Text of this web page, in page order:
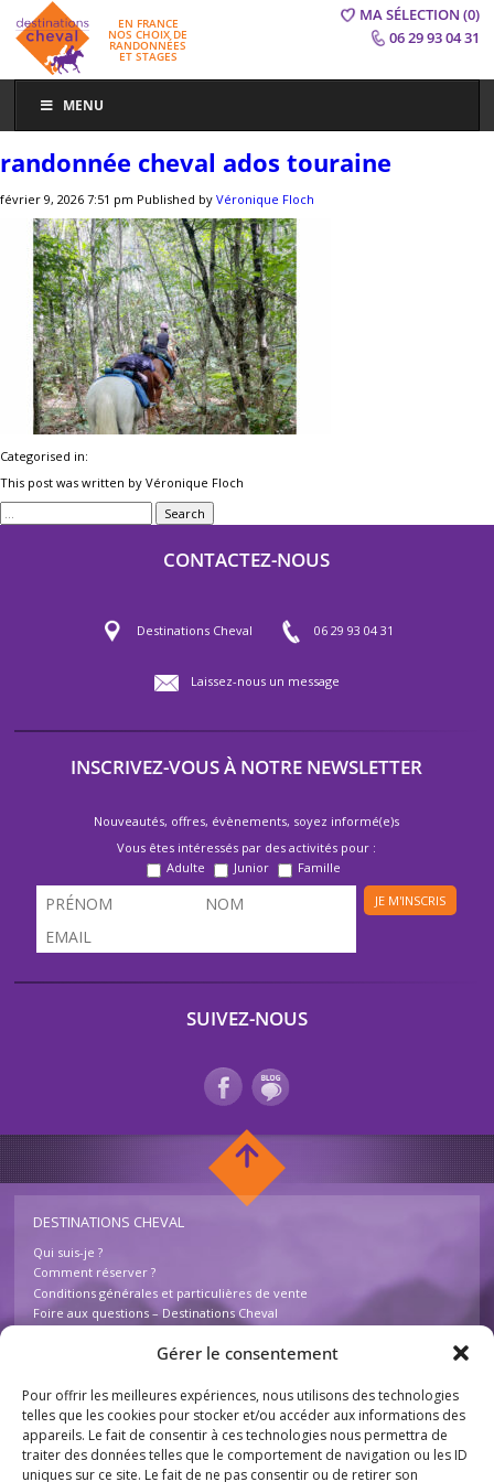
Gérer le consentement
Pour offrir les meilleures expériences, nous utilisons des technologies
telles que les cookies pour stocker et/ou accéder aux informations des
appareils. Le fait de consentir à ces technologies nous permettra de
traiter des données telles que le comportement de navigation ou les ID
uniques sur ce site. Le fait de ne pas consentir ou de retirer son
EN FRANCE
NOS CHOIX DE
RANDONNÉES
ET STAGES
MA SÉLECTION (0)
06 29 93 04 31
MENU
randonnée cheval ados touraine
février 9, 2026 7:51 pm Published by Véronique Floch
Categorised in:
This post was written by Véronique Floch
Search
CONTACTEZ-NOUS
Destinations Cheval 06 29 93 04 31
Laissez-nous un message
INSCRIVEZ-VOUS À NOTRE NEWSLETTER
Nouveautés, offres, évènements, soyez informé(e)s
Vous êtes intéressés par des activités pour :
Adulte
Junior
Famille
JE M'INSCRIS
SUIVEZ-NOUS
DESTINATIONS CHEVAL
Qui suis-je ?
Comment réserver ?
Conditions générales et particulières de vente
Foire aux questions – Destinations Cheval
INFOS
Mentions légales
Plan du site
Destinations Cheval